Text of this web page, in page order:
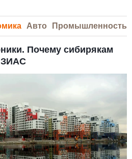
Авто Промышленность
Почему сибирякам
ЗИАС